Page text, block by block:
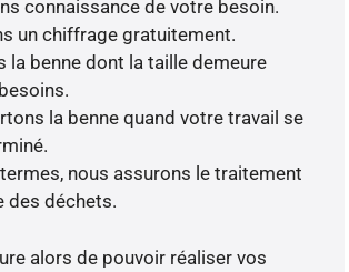
connaissance de votre besoin.
un chiffrage gratuitement.
la benne dont la taille demeure
la benne quand votre travail se
termes, nous assurons le traitement
des déchets.
alors de pouvoir réaliser vos